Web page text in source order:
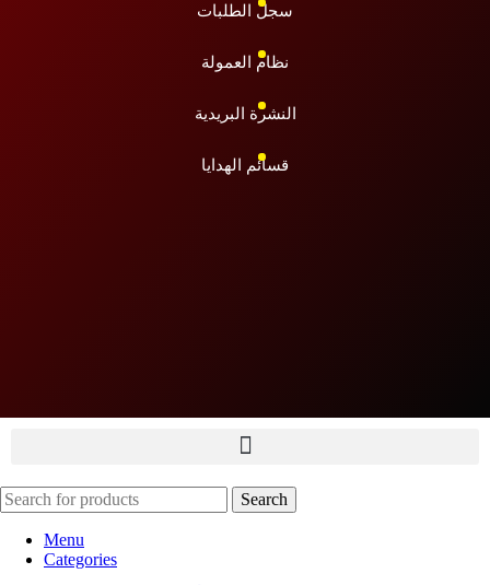
سجل الطلبات
نظام العمولة
النشرة البريدية
قسائم الهدايا
Search
Menu
Categories